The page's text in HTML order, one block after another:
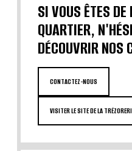
SI VOUS ÊTES
QUARTIER,
DÉCOUVRIR NOS
CONTACTEZ-NOUS
VISITER LE SITE DE LA